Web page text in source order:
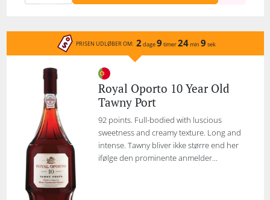
PRISEN UDLØBER OM: 2 dage9 timer24min 9 sek
Royal Oporto 10 Year Old
Tawny Port
92 points. Full-bodied with luscious
sweetness and creamy texture. Long and
intense. Tawny bliver ikke større end her
ifølge den prominente anmelder...